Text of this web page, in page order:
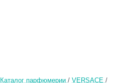
Каталог парфюмерии / VERSACE /